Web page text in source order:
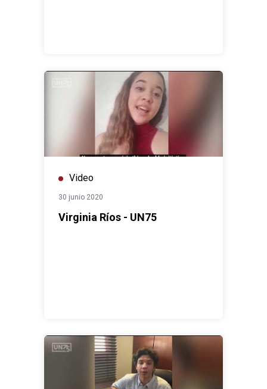
Video
30 junio 2020
Virginia Ríos - UN75